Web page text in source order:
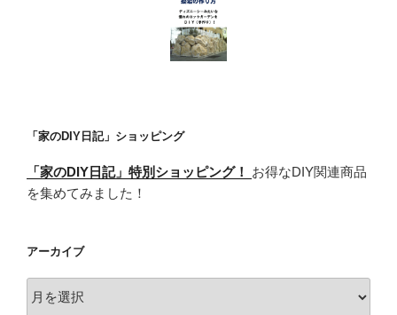
「家のDIY日記」ショッピング
「家のDIY日記」特別ショッピング！ お得なDIY関連商品
を集めてみました！
アーカイブ
ー